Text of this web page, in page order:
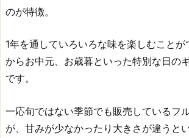
のが特徴。
1年を通していろいろな味を楽しむこと
からお中元、お歳暮といった特別な日の
です。
一応旬ではない季節でも販売しているフ
が、甘みが少なかったり大きさが違うと